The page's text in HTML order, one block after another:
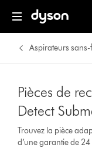
Aspirateurs sans-
Pièces de
Detect
Trouvez la pièce
d’une garantie de